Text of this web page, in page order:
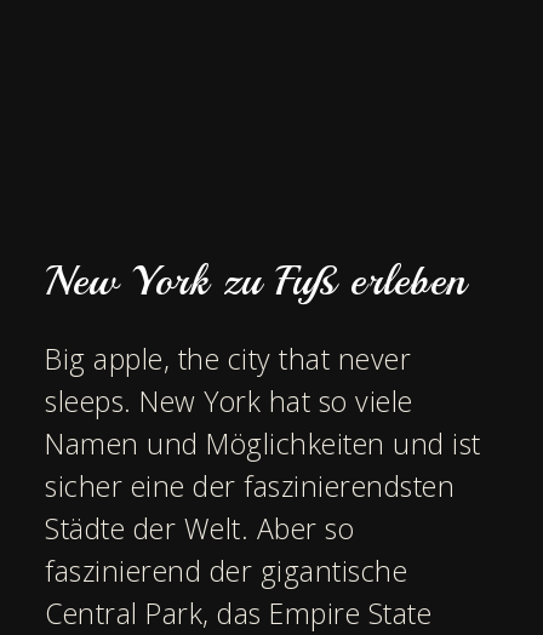
New York zu Fuß erleben
Big apple, the city that never
sleeps. New York hat so viele
Namen und Möglichkeiten und ist
sicher eine der faszinierendsten
Städte der Welt. Aber so
faszinierend der gigantische
Central Park, das Empire State